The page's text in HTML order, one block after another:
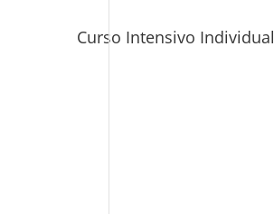
Curso Intensivo Individual